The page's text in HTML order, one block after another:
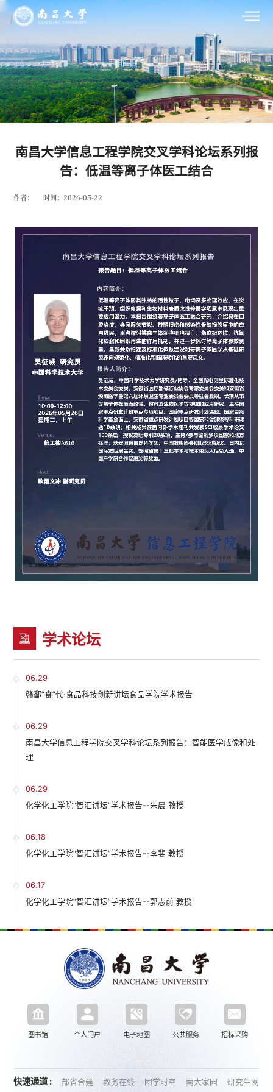
南昌大学信息工程学院交叉学科论坛系列报
告：低温等离子体医工结合
作者： 时间：2026-05-22
学术论坛
06.29
赣鄱“食”代·食品科技创新讲坛食品学院学术报告
06.29
南昌大学信息工程学院交叉学科论坛系列报告：智能医学成像和处
理
06.29
化学化工学院“智汇讲坛”学术报告--朱晨 教授
06.18
化学化工学院“智汇讲坛”学术报告--李斐 教授
06.17
化学化工学院“智汇讲坛”学术报告--郭志前 教授
图书馆 个人门户 电子地图 公共服务 招标采购
快速通道 : 部省合建 教务在线 团学时空 南大家园 研究生网